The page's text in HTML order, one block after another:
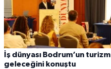
İş dünyası Bodrum’un turizm
geleceğini konuştu